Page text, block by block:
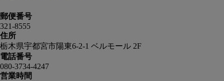
郵便番号
321-8555
住所
栃木県宇都宮市陽東6-2-1 ベルモール 2F
電話番号
080-3734-4247
営業時間